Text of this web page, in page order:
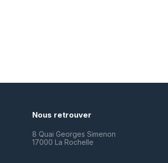
Nous retrouver
8 Quai Georges Simenon
17000 La Rochelle